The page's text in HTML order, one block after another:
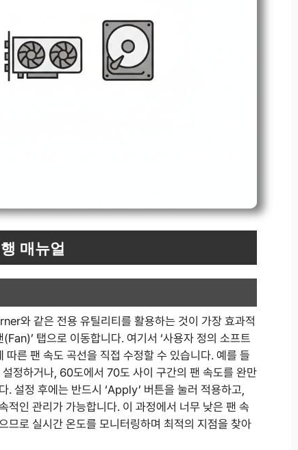
매뉴얼
와 같은 전용 유틸리티를 활용하는 것이 가장 효과적
탭으로 이동합니다. 여기서 ‘사용자 정의 소프트
른 팬 속도 곡선을 직접 수정할 수 있습니다. 예를 들
정하거나, 60도에서 70도 사이 구간의 팬 속도를 완만
. 설정 후에는 반드시 ‘Apply’ 버튼을 눌러 적용하고,
적인 관리가 가능합니다. 이 과정에서 너무 낮은 팬 속
므로 실시간 온도를 모니터링하며 최적의 지점을 찾아